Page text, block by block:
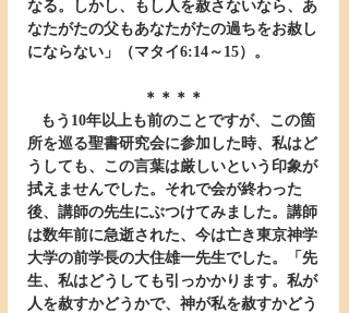
なる。しかし、もし人を赦さないなら、あ
なたがたの父もあなたがたの過ちをお赦し
にならない」（マタイ6:14～15）。
＊＊＊＊
所を巡る聖書研究会に参加した時、私はど
うしても、この言葉は厳しいという印象が
拭えませんでした。それで会が終わった
後、講師の先生にぶつけてみました。講師
は数年前に急逝された、今は亡き東京神学
大学の前学長の大住雄一先生でした。「先
生、私はどうしても引っかかります。私が
人を赦すかどうかで、神が私を赦すかどう